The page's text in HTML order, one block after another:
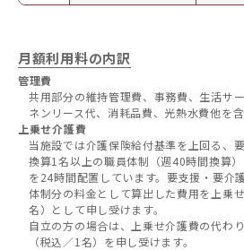
月額利用料の内訳
管理費
共用部分の維持管理費、事務費、生活サ
ネンリース代、消耗品費、光熱水費他を含
上乗せ介護費
当施設では介護保険給付基準を上回る、
換算1名以上の職員体制（週40時間換算
を24時間配置しています。要支援・要介
体制分の料金として算出した費用を上乗
名）として申し受けます。
自立の方の場合は、上乗せ介護費の代わ
（税込／1名）を申し受けます。